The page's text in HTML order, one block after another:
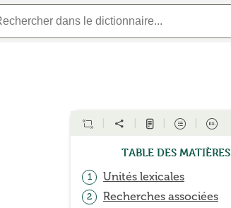
Table des matières
1 Unités lexicales
2 Recherches associées